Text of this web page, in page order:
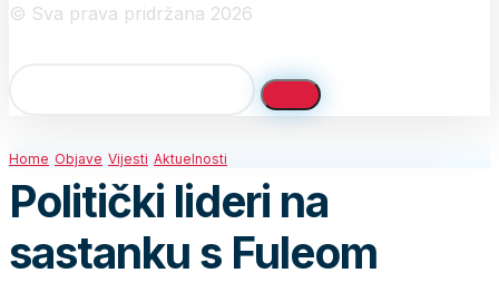
© Sva prava pridržana 2026
Home Objave Vijesti Aktuelnosti
Politički lideri na
sastanku s Fuleom